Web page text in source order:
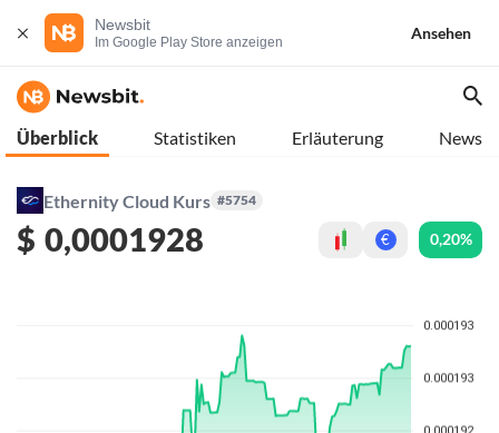
Newsbit
Im Google Play Store anzeigen
Ansehen
Überblick Statistiken Erläuterung News
Ethernity Cloud Kurs #5754
$ 0,0001928 € 0,20%